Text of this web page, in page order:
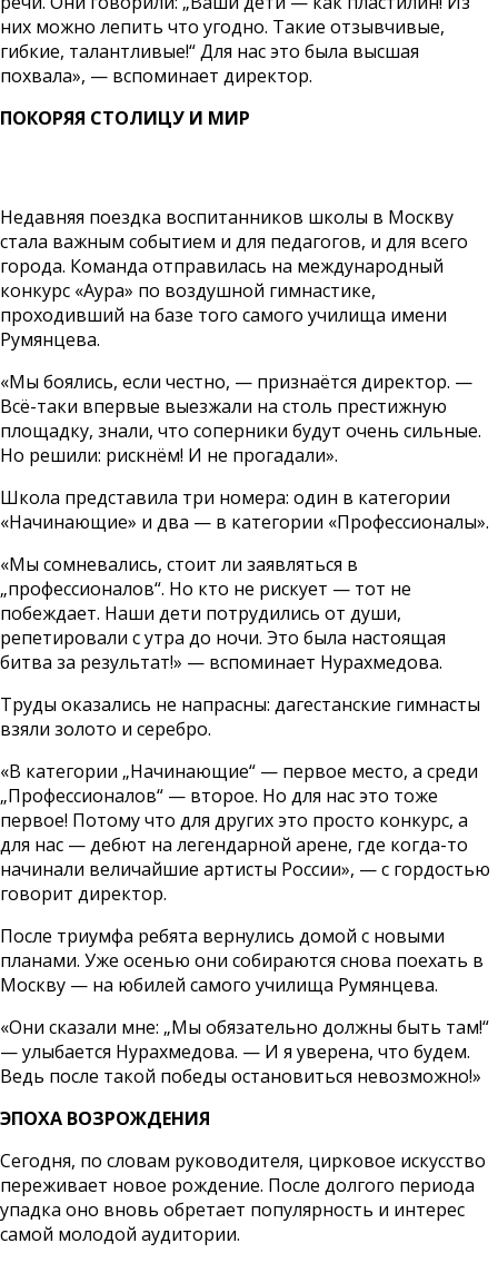
них можно лепить что угодно. Такие отзывчивые,
гибкие, талантливые!“ Для нас это была высшая
похвала», — вспоминает директор.
ПОКОРЯЯ СТОЛИЦУ И МИР
Недавняя поездка воспитанников школы в Москву
стала важным событием и для педагогов, и для всего
города. Команда отправилась на международный
конкурс «Аура» по воздушной гимнастике,
проходивший на базе того самого училища имени
Румянцева.
«Мы боялись, если честно, — признаётся директор. —
Всё-таки впервые выезжали на столь престижную
площадку, знали, что соперники будут очень сильные.
Но решили: рискнём! И не прогадали».
Школа представила три номера: один в категории
«Начинающие» и два — в категории «Профессионалы».
«Мы сомневались, стоит ли заявляться в
„профессионалов“. Но кто не рискует — тот не
побеждает. Наши дети потрудились от души,
репетировали с утра до ночи. Это была настоящая
битва за результат!» — вспоминает Нурахмедова.
Труды оказались не напрасны: дагестанские гимнасты
взяли золото и серебро.
«В категории „Начинающие“ — первое место, а среди
„Профессионалов“ — второе. Но для нас это тоже
первое! Потому что для других это просто конкурс, а
для нас — дебют на легендарной арене, где когда-то
начинали величайшие артисты России», — с гордостью
говорит директор.
После триумфа ребята вернулись домой с новыми
планами. Уже осенью они собираются снова поехать в
Москву — на юбилей самого училища Румянцева.
«Они сказали мне: „Мы обязательно должны быть там!“
— улыбается Нурахмедова. — И я уверена, что будем.
Ведь после такой победы остановиться невозможно!»
ЭПОХА ВОЗРОЖДЕНИЯ
Сегодня, по словам руководителя, цирковое искусство
переживает новое рождение. После долгого периода
упадка оно вновь обретает популярность и интерес
самой молодой аудитории.